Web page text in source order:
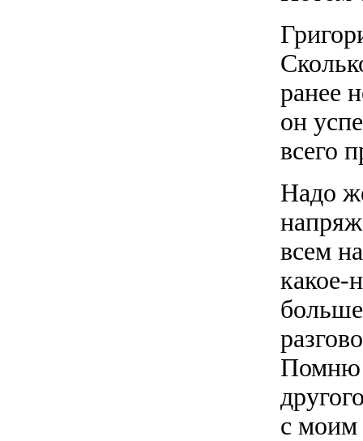
ранее
он
всего
Надо
всем
какое-
Помню
с моим